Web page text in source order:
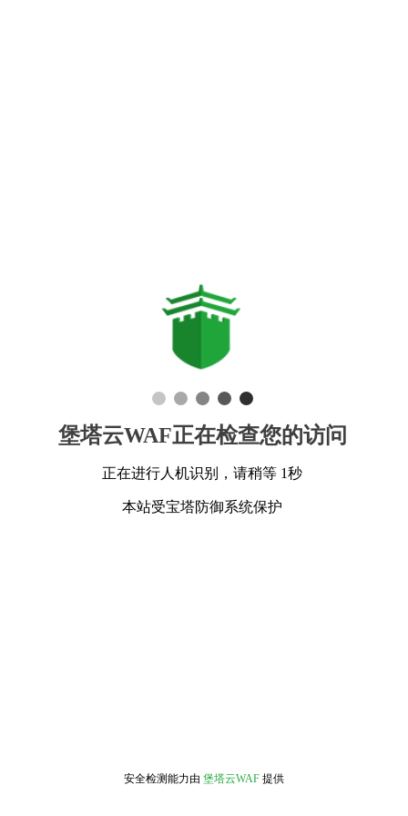
堡塔云WAF正在检查您的访问
正在进行人机识别，请稍等 1秒
本站受宝塔防御系统保护
安全检测能力由 堡塔云WAF 提供